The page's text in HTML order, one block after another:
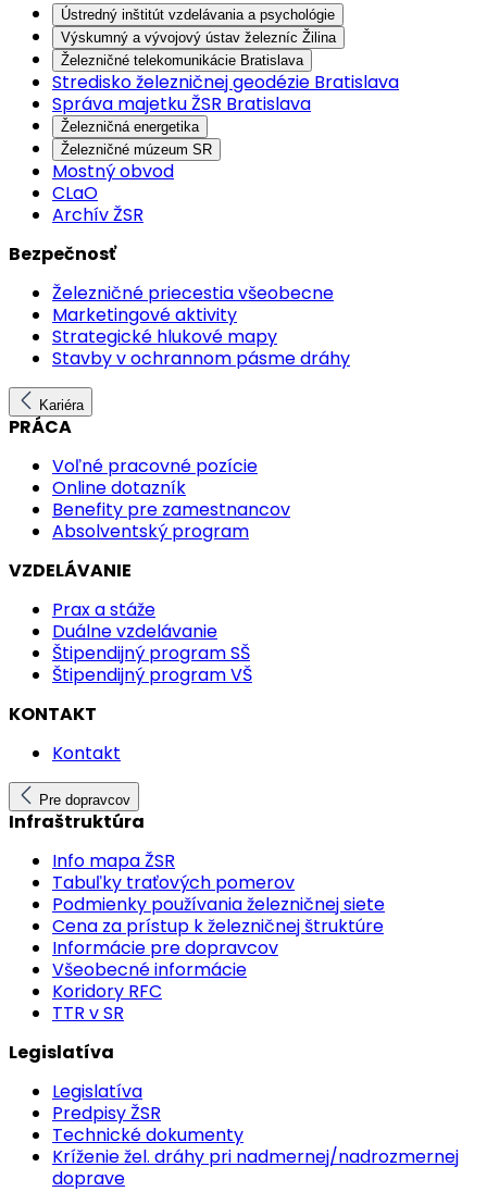
Ústredný inštitút vzdelávania a psychológie
Výskumný a vývojový ústav železníc Žilina
Železničné telekomunikácie Bratislava
Stredisko železničnej geodézie Bratislava
Správa majetku ŽSR Bratislava
Železničná energetika
Železničné múzeum SR
Mostný obvod
CLaO
Archív ŽSR
Bezpečnosť
Železničné priecestia všeobecne
Marketingové aktivity
Strategické hlukové mapy
Stavby v ochrannom pásme dráhy
Kariéra
PRÁCA
Voľné pracovné pozície
Online dotazník
Benefity pre zamestnancov
Absolventský program
VZDELÁVANIE
Prax a stáže
Duálne vzdelávanie
Štipendijný program SŠ
Štipendijný program VŠ
KONTAKT
Kontakt
Pre dopravcov
Infraštruktúra
Info mapa ŽSR
Tabuľky traťových pomerov
Podmienky používania železničnej siete
Cena za prístup k železničnej štruktúre
Informácie pre dopravcov
Všeobecné informácie
Koridory RFC
TTR v SR
Legislatíva
Legislatíva
Predpisy ŽSR
Technické dokumenty
Kríženie žel. dráhy pri nadmernej/nadrozmernej
doprave